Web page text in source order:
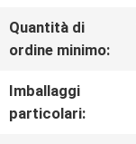
DELLA
FABBRICA
CONTROLLO
Quantità di
ordine minimo:
Imballaggi
particolari: